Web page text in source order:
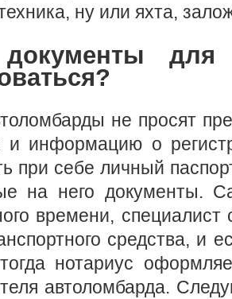
ну или яхта,
для
не просят
и информацию о
при себе личный
на него документы.
времени, специалист
средства, и
нотариус
автоломбарда.